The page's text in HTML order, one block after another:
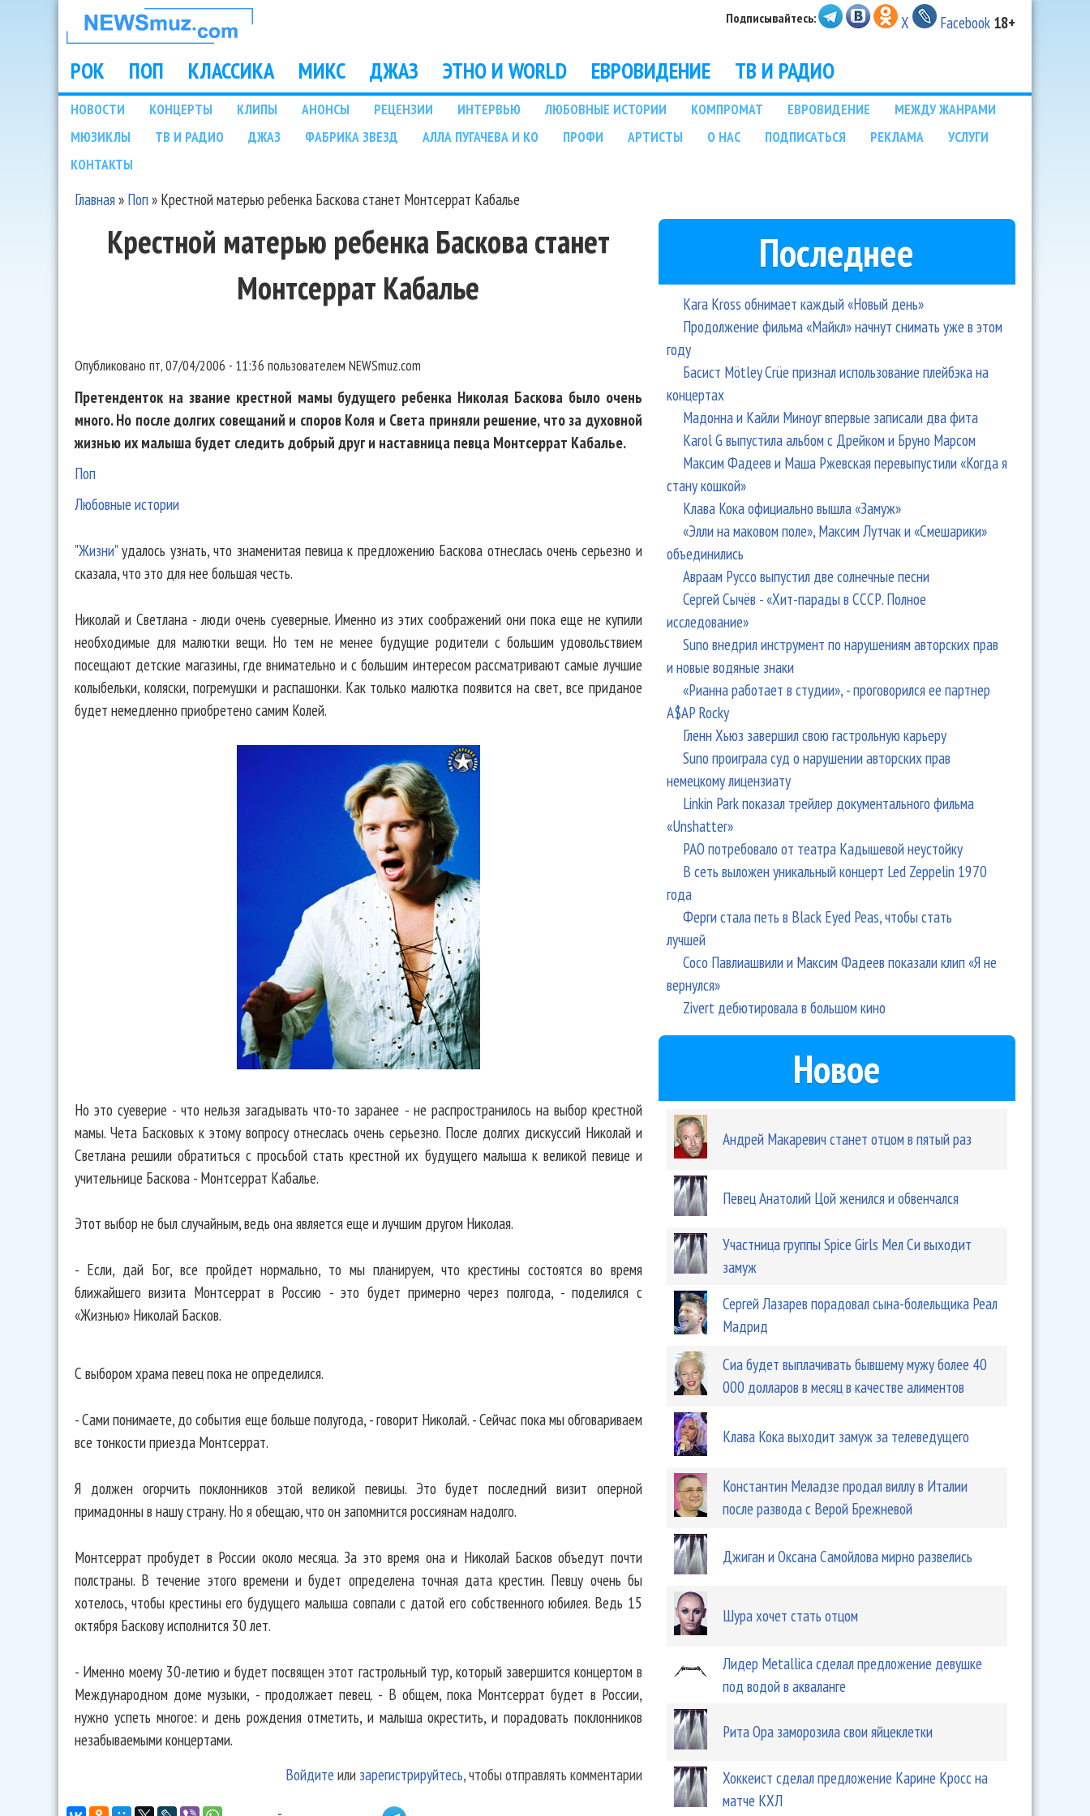
НОВОСТИ
МУЗЫКИ И
ШОУ БИЗНЕСА
NEWSMUZ.COM
Подписывайтесь: X Facebook 18+
Main menu
РОК ПОП КЛАССИКА МИКС ДЖАЗ ЭТНО И WORLD ЕВРОВИДЕНИЕ ТВ И РАДИО
Подразделы
НОВОСТИ КОНЦЕРТЫ КЛИПЫ АНОНСЫ РЕЦЕНЗИИ ИНТЕРВЬЮ ЛЮБОВНЫЕ ИСТОРИИ КОМПРОМАТ ЕВРОВИДЕНИЕ
МЕЖДУ ЖАНРАМИ
МЮЗИКЛЫ
ТВ И РАДИО ДЖАЗ ФАБРИКА ЗВЕЗД АЛЛА ПУГАЧЕВА И КО ПРОФИ АРТИСТЫ О НАС ПОДПИСАТЬСЯ РЕКЛАМА
УСЛУГИ
КОНТАКТЫ
Главная» Поп» Крестной матерью ребенка Баскова станет Монтсеррат Кабалье
Крестной матерью ребенка Баскова станет
Монтсеррат Кабалье
Опубликовано пт, 07/04/2006 - 11:36 пользователем NEWSmuz.com
Претенденток на звание крестной мамы будущего ребенка Николая Баскова было очень
много. Но после долгих совещаний и споров Коля и Света приняли решение, что за духовной
жизнью их малыша будет следить добрый друг и наставница певца Монтсеррат Кабалье.
Поп
Любовные истории
"Жизни"удалось узнать, что знаменитая певица к предложению Баскова отнеслась очень серьезно и
сказала, что это для нее большая честь.
Николай и Светлана - люди очень суеверные. Именно из этих соображений они пока еще не купили
необходимые для малютки вещи. Но тем не менее будущие родители с большим удовольствием
посещают детские магазины, где внимательно и с большим интересом рассматривают самые лучшие
колыбельки, коляски, погремушки и распашонки. Как только малютка появится на свет, все приданое
будет немедленно приобретено самим Колей.
Но это суеверие - что нельзя загадывать что-то заранее - не распространилось на выбор крестной
мамы. Чета Басковых к этому вопросу отнеслась очень серьезно. После долгих дискуссий Николай и
Светлана решили обратиться с просьбой стать крестной их будущего малыша к великой певице и
учительнице Баскова - Монтсеррат Кабалье.
Этот выбор не был случайным, ведь она является еще и лучшим другом Николая.
- Если, дай Бог, все пройдет нормально, то мы планируем, что крестины состоятся во время
ближайшего визита Монтсеррат в Россию - это будет примерно через полгода, - поделился с
«Жизнью» Николай Басков.
С выбором храма певец пока не определился.
- Сами понимаете, до события еще больше полугода, - говорит Николай. - Сейчас пока мы обговариваем
все тонкости приезда Монтсеррат.
Я должен огорчить поклонников этой великой певицы. Это будет последний визит оперной
примадонны в нашу страну. Но я обещаю, что он запомнится россиянам надолго.
Монтсеррат пробудет в России около месяца. За это время она и Николай Басков объедут почти
полстраны. В течение этого времени и будет определена точная дата крестин. Певцу очень бы
хотелось, чтобы крестины его будущего малыша совпали с датой его собственного юбилея. Ведь 15
октября Баскову исполнится 30 лет.
- Именно моему 30-летию и будет посвящен этот гастрольный тур, который завершится концертом в
Международном доме музыки, - продолжает певец. - В общем, пока Монтсеррат будет в России,
нужно успеть многое: и день рождения отметить, и малыша окрестить, и порадовать поклонников
незабываемыми концертами.
Войдите или зарегистрируйтесь, чтобы отправлять комментарии
Последнее
Kara Kross обнимает каждый «Новый день»
Продолжение фильма «Майкл» начнут снимать уже в этом
году
Басист Mötley Crüe признал использование плейбэка на
концертах
Мадонна и Кайли Миноуг впервые записали два фита
Karol G выпустила альбом с Дрейком и Бруно Марсом
Максим Фадеев и Маша Ржевская перевыпустили «Когда я
стану кошкой»
Клава Кока официально вышла «Замуж»
«Элли на маковом поле», Максим Лутчак и «Смешарики»
объединились
Авраам Руссо выпустил две солнечные песни
Сергей Сычёв - «Хит-парады в СССР. Полное
исследование»
Suno внедрил инструмент по нарушениям авторских прав
и новые водяные знаки
«Рианна работает в студии», - проговорился ее партнер
A$AP Rocky
Гленн Хьюз завершил свою гастрольную карьеру
Suno проиграла суд о нарушении авторских прав
немецкому лицензиату
Linkin Park показал трейлер документального фильма
«Unshatter»
РАО потребовало от театра Кадышевой неустойку
В сеть выложен уникальный концерт Led Zeppelin 1970
года
Ферги стала петь в Black Eyed Peas, чтобы стать
лучшей
Сосо Павлиашвили и Максим Фадеев показали клип «Я не
вернулся»
Zivert дебютировала в большом кино
Новое
Андрей Макаревич станет отцом в пятый раз
Певец Анатолий Цой женился и обвенчался
Участница группы Spice Girls Мел Си выходит
замуж
Сергей Лазарев порадовал сына-болельщика Реал
Мадрид
Сиа будет выплачивать бывшему мужу более 40
000 долларов в месяц в качестве алиментов
Клава Кока выходит замуж за телеведущего
Константин Меладзе продал виллу в Италии
после развода с Верой Брежневой
Джиган и Оксана Самойлова мирно развелись
Шура хочет стать отцом
Лидер Metallica сделал предложение девушке
под водой в акваланге
Рита Ора заморозила свои яйцеклетки
Хоккеист сделал предложение Карине Кросс на
матче КХЛ